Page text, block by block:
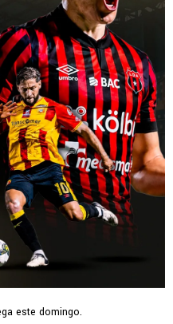
este domingo.